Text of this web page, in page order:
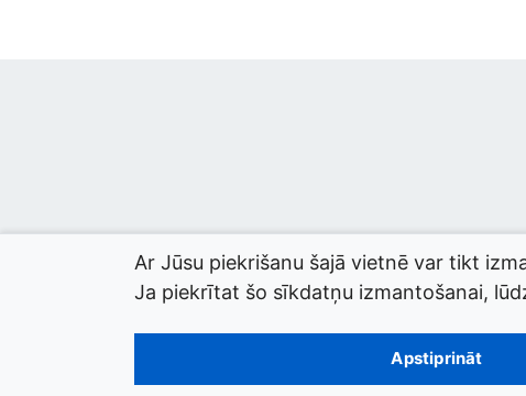
© 2026 termini.gov.lv. Izstrādātājs:
Ar Jūsu piekrišanu šajā vietnē var tikt
Ja piekrītat šo sīkdatņu izmantošanai,
Apstiprināt